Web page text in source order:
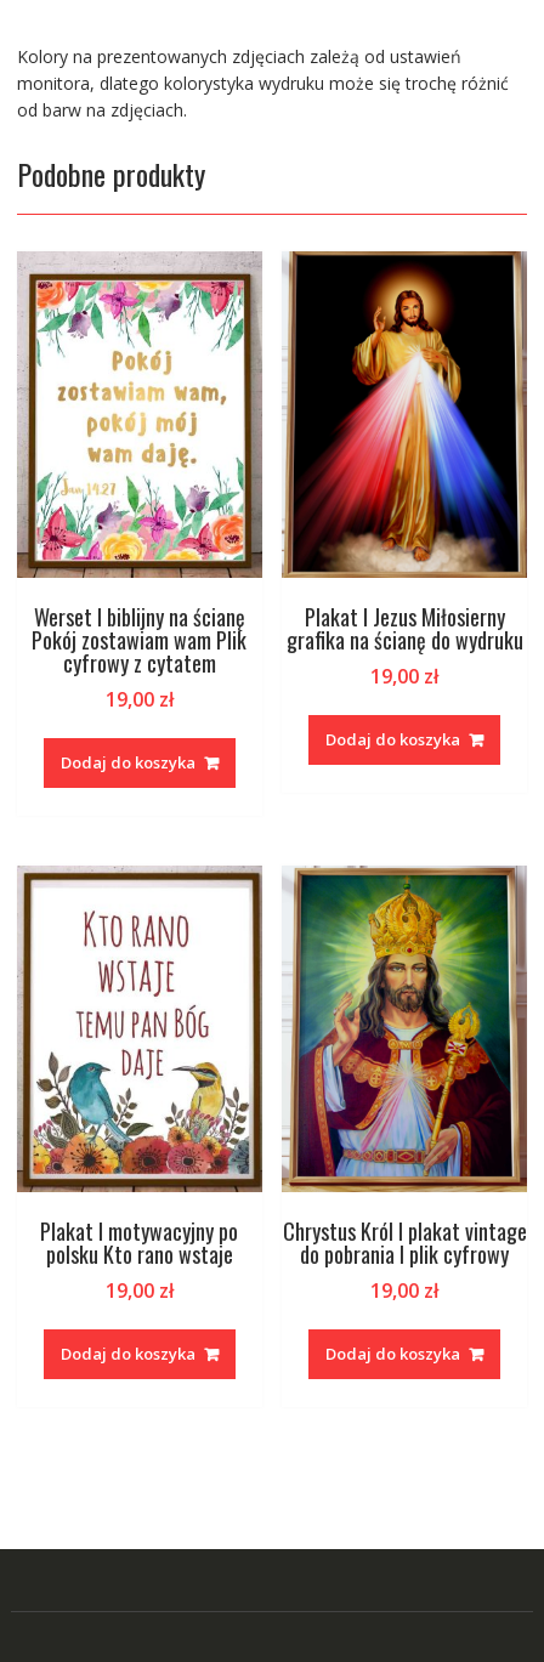
Kolory na prezentowanych zdjęciach zależą od ustawień
monitora, dlatego kolorystyka wydruku może się trochę różnić
od barw na zdjęciach.
Podobne produkty
Werset I biblijny na ścianę
Pokój zostawiam wam Plik
cyfrowy z cytatem
19,00 zł
Dodaj do koszyka
Plakat I Jezus Miłosierny
grafika na ścianę do wydruku
19,00 zł
Dodaj do koszyka
Plakat I motywacyjny po
polsku Kto rano wstaje
19,00 zł
Dodaj do koszyka
Chrystus Król I plakat vintage
do pobrania I plik cyfrowy
19,00 zł
Dodaj do koszyka